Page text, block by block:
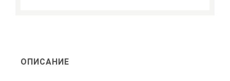
ОПИСАНИЕ